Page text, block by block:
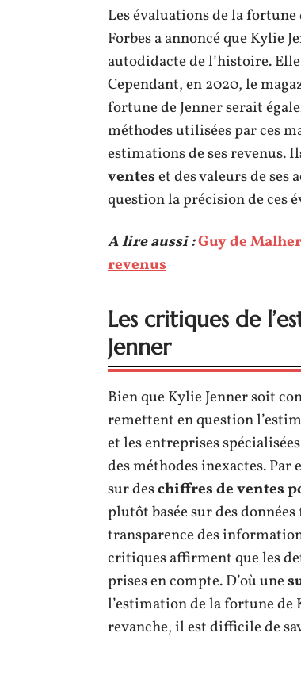
Les évaluations de la fortune
Forbes a annoncé que Kylie
autodidacte de l’histoire.
Cependant, en 2020, le
fortune de Jenner serait
méthodes utilisées par ces
estimations de ses revenus.
venteset des valeurs de
question la précision de ces
A lire aussi :Guy de
revenus
Les critiques de
Jenner
Bien que Kylie Jenner soit
remettent en question
et les entreprises
des méthodes inexactes.
sur deschiffres de ventes
plutôt basée sur des
transparence des
critiques affirment que les
prises en compte. D’où une
l’estimation de la fortune de
revanche, il est difficile de